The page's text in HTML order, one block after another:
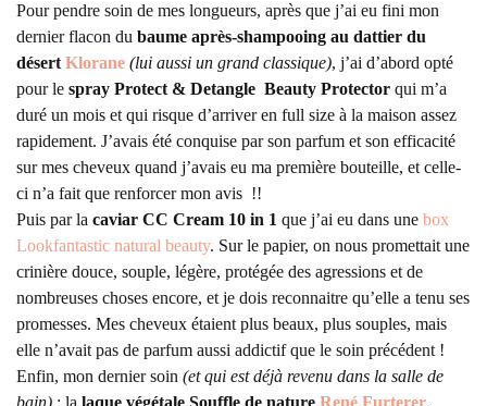
Pour pendre soin de mes longueurs, après que j’ai eu fini mon
dernier flacon du baume après-shampooing au dattier du
désert Klorane (lui aussi un grand classique), j’ai d’abord opté
pour le spray Protect & Detangle Beauty Protector qui m’a
duré un mois et qui risque d’arriver en full size à la maison assez
rapidement. J’avais été conquise par son parfum et son efficacité
sur mes cheveux quand j’avais eu ma première bouteille, et celle-
ci n’a fait que renforcer mon avis !!
Puis par la caviar CC Cream 10 in 1 que j’ai eu dans une box
Lookfantastic natural beauty. Sur le papier, on nous promettait une
crinière douce, souple, légère, protégée des agressions et de
nombreuses choses encore, et je dois reconnaitre qu’elle a tenu ses
promesses. Mes cheveux étaient plus beaux, plus souples, mais
elle n’avait pas de parfum aussi addictif que le soin précédent !
Enfin, mon dernier soin (et qui est déjà revenu dans la salle de